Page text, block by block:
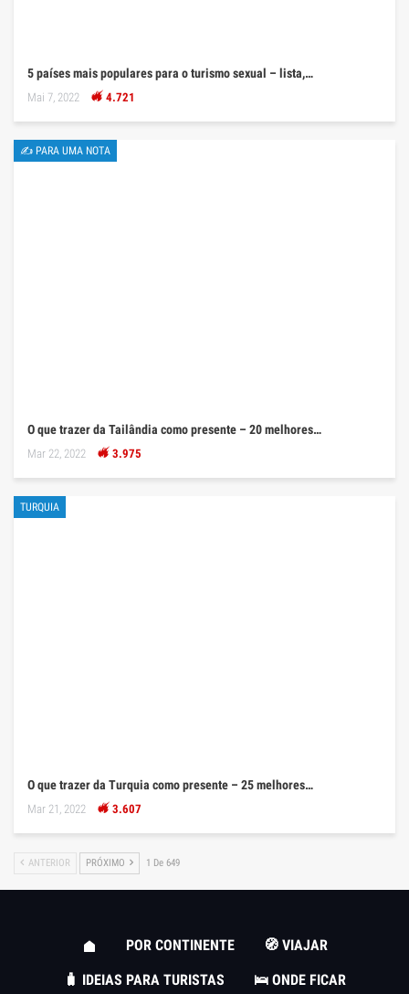
5 países mais populares para o turismo sexual – lista,…
Mai 7, 2022 4.721
✍ PARA UMA NOTA
O que trazer da Tailândia como presente – 20 melhores…
Mar 22, 2022 3.975
TURQUIA
O que trazer da Turquia como presente – 25 melhores…
Mar 21, 2022 3.607
ANTERIOR PRÓXIMO 1 De 649
POR CONTINENTE
🧭 VIAJAR
🧳 IDEIAS PARA TURISTAS
🛌 ONDE FICAR